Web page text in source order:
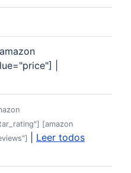
|
[amazon
Leer todos